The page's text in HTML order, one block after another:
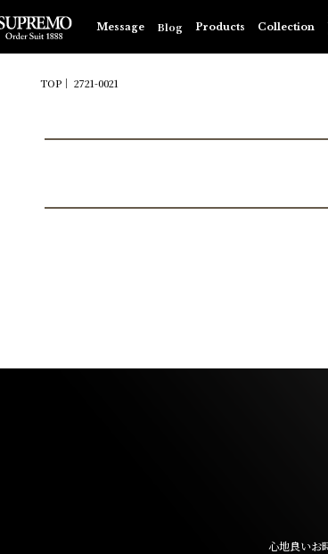
Message Blog Products Collection
TOP 2721-0021
心地良いお